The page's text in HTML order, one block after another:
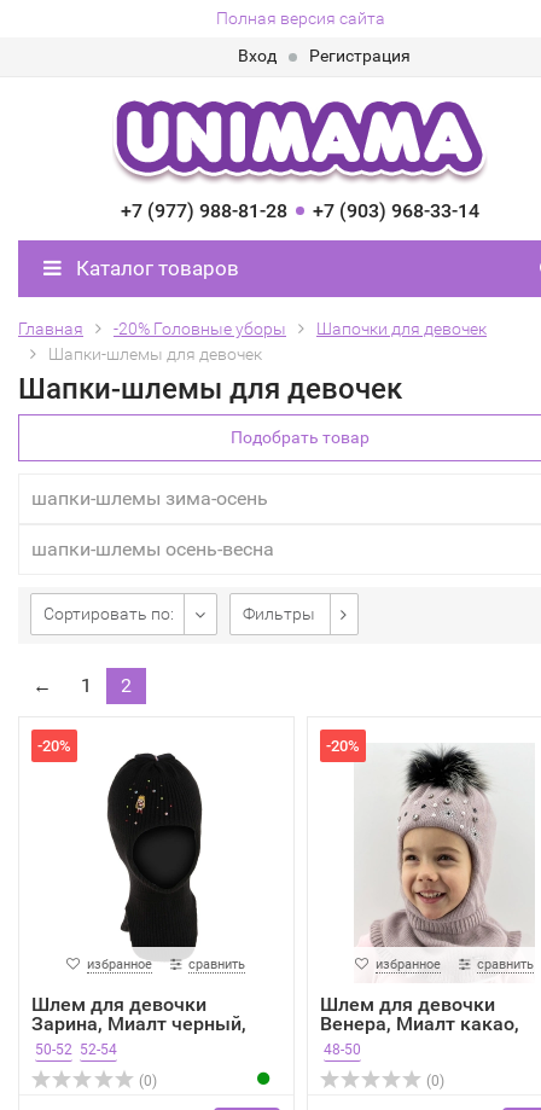
Полная версия сайта
Вход
Регистрация
+7 (977) 988-81-28 +7 (903) 968-33-14
Каталог товаров
Главная -20% Головные уборы
Шапочки для девочек
Шапки-шлемы для девочек
Шапки-шлемы для девочек
Подобрать товар
шапки-шлемы зима-осень
шапки-шлемы осень-весна
Сортировать по: Фильтры
← 1 2
-20%
избранное сравнить
Шлем для девочки
Зарина, Миалт черный,
весн...
50-52 52-54
(0)
-20%
избранное сравнить
Шлем для девочки
Венера, Миалт какао,
зима
48-50
(0)